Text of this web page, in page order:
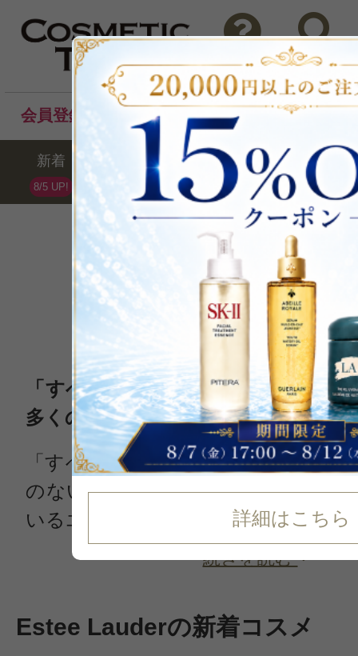
問い合わせ 検索
会員登録後のお買い物でポイントプレゼント！
新着
8/5 UP!
セール ランキング ブ
詳細はこちら
Estee Lauder
エスティローダー
全109点 /最大73%OFF
ブランドランキング第5位(07
「すべての女性は美しくなれる」信
多くの女性を魅了してやまないブラ
「すべての女性は美しくなれる」と
のない信念を強みに、美容業界に影
いるエスティローダー（Esttee
続きを読む
Estee Lauderの新着コスメ